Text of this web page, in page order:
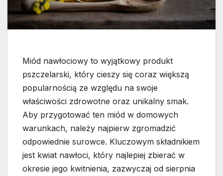
Miód nawłociowy to wyjątkowy produkt
pszczelarski, który cieszy się coraz większą
popularnością ze względu na swoje
właściwości zdrowotne oraz unikalny smak.
Aby przygotować ten miód w domowych
warunkach, należy najpierw zgromadzić
odpowiednie surowce. Kluczowym składnikiem
jest kwiat nawłoci, który najlepiej zbierać w
okresie jego kwitnienia, zazwyczaj od sierpnia